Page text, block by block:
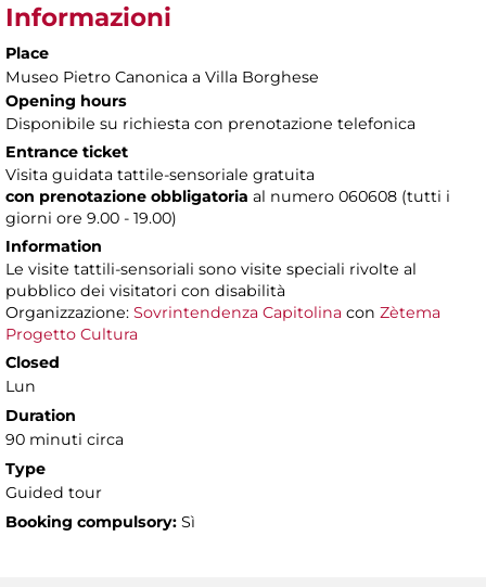
Informazioni
Place
Museo Pietro Canonica a Villa Borghese
Opening hours
Disponibile su richiesta con prenotazione telefonica
Entrance ticket
Visita guidata tattile-sensoriale gratuita
con prenotazione obbligatoria al numero 060608 (tutti i
giorni ore 9.00 - 19.00)
Information
Le visite tattili-sensoriali sono visite speciali rivolte al
pubblico dei visitatori con disabilità
Organizzazione: Sovrintendenza Capitolina con Zètema
Progetto Cultura
Closed
Lun
Duration
90 minuti circa
Type
Guided tour
Booking compulsory: Sì